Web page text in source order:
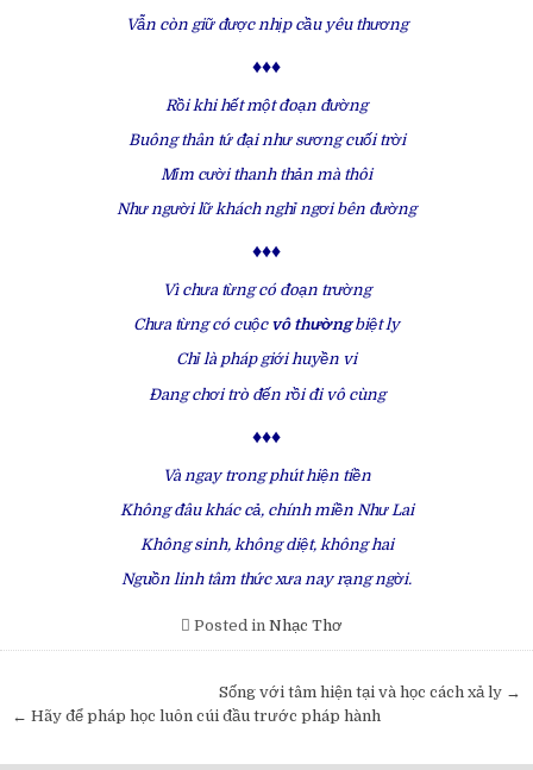
Vẫn còn giữ được nhịp cầu yêu thương
♦♦♦
Rồi khi hết một đoạn đường
Buông thân tứ đại như sương cuối trời
Mỉm cười thanh thản mà thôi
Như người lữ khách nghỉ ngơi bên đường
♦♦♦
Vì chưa từng có đoạn trường
Chưa từng có cuộc vô thườngbiệt ly
Chỉ là pháp giới huyền vi
Đang chơi trò đến rồi đi vô cùng
♦♦♦
Và ngay trong phút hiện tiền
Không đâu khác cả, chính miền Như Lai
Không sinh, không diệt, không hai
Nguồn linh tâm thức xưa nay rạng ngời.
Posted in Nhạc Thơ
navigation
Sống với tâm hiện tại và học cách xả ly →
← Hãy để pháp học luôn cúi đầu trước pháp hành